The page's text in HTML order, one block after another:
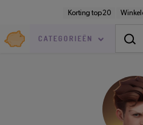
inhoud
Korting top 20
Goedkoop.nl
CATEGORIEËN